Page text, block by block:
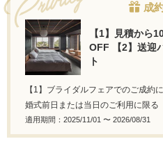
成
【1】見積から
OFF 【2】送迎
ト
【1】ブライダルフェアでのご成約
婚式前日または当日のご利用に限る
適用期間：2025/11/01 〜 2026/08/31